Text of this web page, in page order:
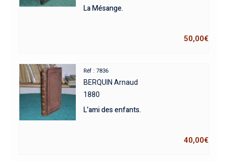
La Mésange.
50,00€
Réf : 7836
BERQUIN Arnaud
1880
L’ami des enfants.
40,00€